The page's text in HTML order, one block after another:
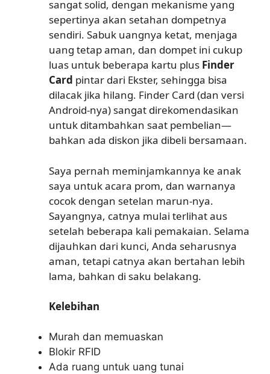
sangat solid, dengan mekanisme yang
sepertinya akan setahan dompetnya
sendiri. Sabuk uangnya ketat, menjaga
uang tetap aman, dan dompet ini cukup
luas untuk beberapa kartu plus Finder
Card pintar dari Ekster, sehingga bisa
dilacak jika hilang. Finder Card (dan versi
Android-nya) sangat direkomendasikan
untuk ditambahkan saat pembelian—
bahkan ada diskon jika dibeli bersamaan.
Saya pernah meminjamkannya ke anak
saya untuk acara prom, dan warnanya
cocok dengan setelan marun-nya.
Sayangnya, catnya mulai terlihat aus
setelah beberapa kali pemakaian. Selama
dijauhkan dari kunci, Anda seharusnya
aman, tetapi catnya akan bertahan lebih
lama, bahkan di saku belakang.
Kelebihan
Murah dan memuaskan
Blokir RFID
Ada ruang untuk uang tunai